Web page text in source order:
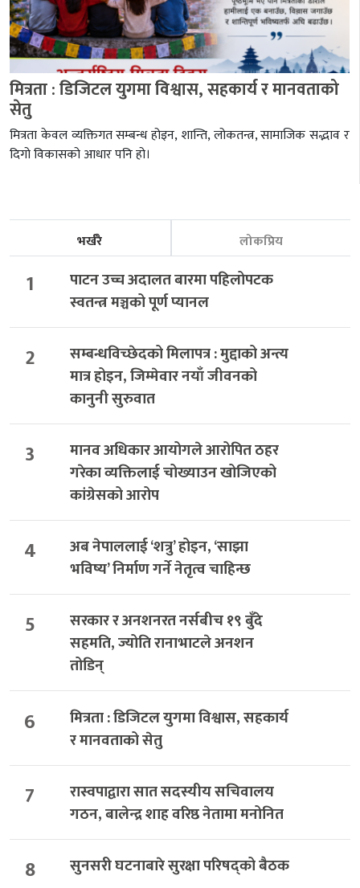
मित्रता : डिजिटल युगमा विश्वास, सहकार्य र मानवताको
सेतु
मित्रता केवल व्यक्तिगत सम्बन्ध होइन, शान्ति, लोकतन्त्र, सामाजिक सद्भाव र
दिगो विकासको आधार पनि हो।
भर्खरै लोकप्रिय
1
पाटन उच्च अदालत बारमा पहिलोपटक
स्वतन्त्र मञ्चको पूर्ण प्यानल
2
सम्बन्धविच्छेदको मिलापत्र : मुद्दाको अन्त्य
मात्र होइन, जिम्मेवार नयाँ जीवनको
कानुनी सुरुवात
3
मानव अधिकार आयोगले आरोपित ठहर
गरेका व्यक्तिलाई चोख्याउन खोजिएको
कांग्रेसको आरोप
4
अब नेपाललाई ‘शत्रु’ होइन, ‘साझा
भविष्य’ निर्माण गर्ने नेतृत्व चाहिन्छ
5
सरकार र अनशनरत नर्सबीच १९ बुँदे
सहमति, ज्योति रानाभाटले अनशन
तोडिन्
6
मित्रता : डिजिटल युगमा विश्वास, सहकार्य
र मानवताको सेतु
7
रास्वपाद्वारा सात सदस्यीय सचिवालय
गठन, बालेन्द्र शाह वरिष्ठ नेतामा मनोनित
8 सुनसरी घटनाबारे सुरक्षा परिषद्को बैठक